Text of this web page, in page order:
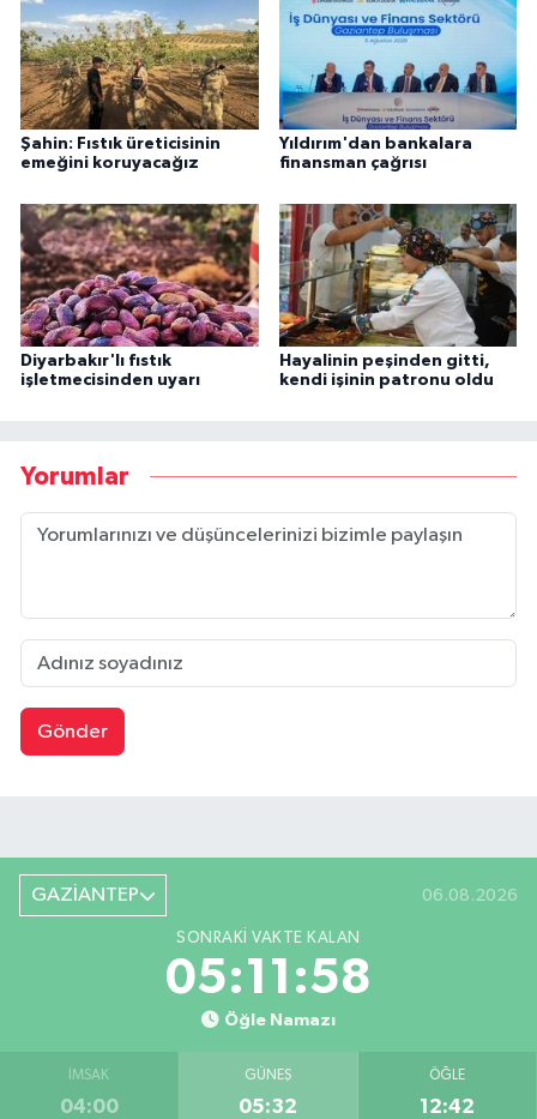
Şahin: Fıstık üreticisinin
emeğini koruyacağız
Yıldırım'dan bankalara
finansman çağrısı
Diyarbakır'lı fıstık
işletmecisinden uyarı
Hayalinin peşinden gitti,
kendi işinin patronu oldu
Yorumlar
Gönder
GAZİANTEP 06.08.2026
SONRAKI VAKTE KALAN
05:11:57
Öğle Namazı
İMSAK
04:00
GÜNEŞ
05:32
ÖĞLE
12:42